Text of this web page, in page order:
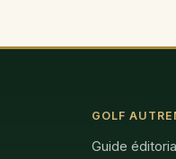
GOLF
Guide